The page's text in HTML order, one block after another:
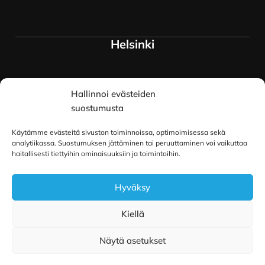
Hallinnoi evästeiden
suostumusta
Käytämme evästeitä sivuston toiminnoissa, optimoimisessa sekä
analytiikassa. Suostumuksen jättäminen tai peruuttaminen voi vaikuttaa
haitallisesti tiettyihin ominaisuuksiin ja toimintoihin.
Hyväksy
Kiellä
Näytä asetukset
Helsinki
Myymälä ja keskusvarasto
Siltavuorenranta 18
00170 Helsinki
Oulu
Kauppurienkatu 34
90100 Oulu